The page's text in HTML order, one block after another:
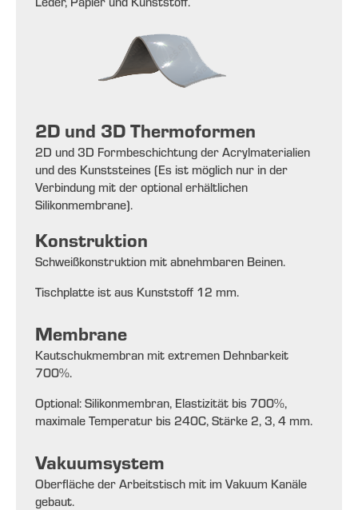
2D und 3D Thermoformen
2D und 3D Formbeschichtung der Acrylmaterialien
und des Kunststeines (Es ist möglich nur in der
Verbindung mit der optional erhältlichen
Silikonmembrane).
Konstruktion
Schweißkonstruktion mit abnehmbaren Beinen.
Tischplatte ist aus Kunststoff 12 mm.
Membrane
Kautschukmembran mit extremen Dehnbarkeit
700%.
Optional: Silikonmembran, Elastizität bis 700%,
maximale Temperatur bis 240C, Stärke 2, 3, 4 mm.
Vakuumsystem
Oberfläche der Arbeitstisch mit im Vakuum Kanäle
gebaut.